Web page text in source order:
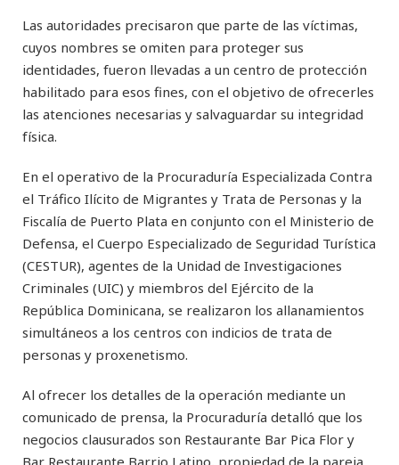
Las autoridades precisaron que parte de las víctimas,
cuyos nombres se omiten para proteger sus
identidades, fueron llevadas a un centro de protección
habilitado para esos fines, con el objetivo de ofrecerles
las atenciones necesarias y salvaguardar su integridad
física.
En el operativo de la Procuraduría Especializada Contra
el Tráfico Ilícito de Migrantes y Trata de Personas y la
Fiscalía de Puerto Plata en conjunto con el Ministerio de
Defensa, el Cuerpo Especializado de Seguridad Turística
(CESTUR), agentes de la Unidad de Investigaciones
Criminales (UIC) y miembros del Ejército de la
República Dominicana, se realizaron los allanamientos
simultáneos a los centros con indicios de trata de
personas y proxenetismo.
Al ofrecer los detalles de la operación mediante un
comunicado de prensa, la Procuraduría detalló que los
negocios clausurados son Restaurante Bar Pica Flor y
Bar Restaurante Barrio Latino, propiedad de la pareja